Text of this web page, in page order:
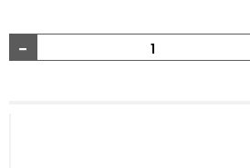
-